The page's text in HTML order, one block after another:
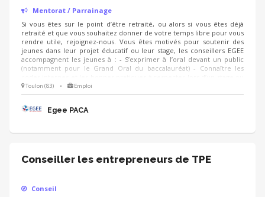
Mentorat / Parrainage
Si vous êtes sur le point d’être retraité, ou alors si vous êtes déjà
retraité et que vous souhaitez donner de votre temps libre pour vous
rendre utile, rejoignez-nous. Vous êtes motivés pour soutenir des
jeunes dans leur projet éducatif ou leur stage, les conseillers EGEE
accompagnent les jeunes à : - S’exprimer à l’oral devant un public
(notamment pour le Grand Oral du baccalauréat) - Connaître les
de leur 1er emploi en entreprise - Rédiger un CV attractif, une lettre
de motivation qui fasse la différence - Se préparer à leur entretien
d’embauche (stage ou 1er emploi) - Être jury d'examens...
Toulon (83) • Emploi
Egee PACA
Conseiller les entrepreneurs de TPE
Conseil